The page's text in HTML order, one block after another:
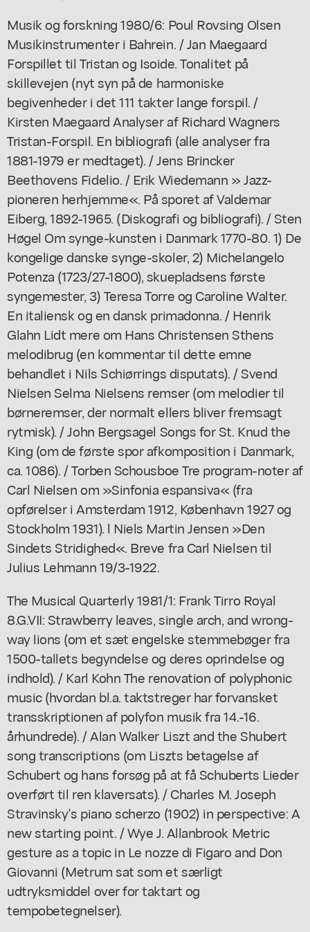
Musik og forskning 1980/6: Poul Rovsing Olsen
Musikinstrumenter i Bahrein. / Jan Maegaard
Forspillet til Tristan og Isoide. Tonalitet på
skillevejen (nyt syn på de harmoniske
begivenheder i det 111 takter lange forspil. /
Kirsten Maegaard Analyser af Richard Wagners
Tristan-Forspil. En bibliografi (alle analyser fra
1881-1979 er medtaget). / Jens Brincker
Beethovens Fidelio. / Erik Wiedemann » Jazz-
pioneren herhjemme«. På sporet af Valdemar
Eiberg, 1892-1965. (Diskografi og bibliografi). / Sten
Høgel Om synge-kunsten i Danmark 1770-80. 1) De
kongelige danske synge-skoler, 2) Michelangelo
Potenza (1723/27-1800), skuepladsens første
syngemester, 3) Teresa Torre og Caroline Walter.
En italiensk og en dansk primadonna. / Henrik
Glahn Lidt mere om Hans Christensen Sthens
melodibrug (en kommentar til dette emne
behandlet i Nils Schiørrings disputats). / Svend
Nielsen Selma Nielsens remser (om melodier til
børneremser, der normalt ellers bliver fremsagt
rytmisk). / John Bergsagel Songs for St. Knud the
King (om de første spor afkomposition i Danmark,
ca. 1086). / Torben Schousboe Tre program-noter af
Carl Nielsen om »Sinfonia espansiva« (fra
opførelser i Amsterdam 1912, København 1927 og
Stockholm 1931). l Niels Martin Jensen »Den
Sindets Stridighed«. Breve fra Carl Nielsen til
Julius Lehmann 19/3-1922.
The Musical Quarterly 1981/1: Frank Tirro Royal
8.G.VII: Strawberry leaves, single arch, and wrong-
way lions (om et sæt engelske stemmebøger fra
1500-tallets begyndelse og deres oprindelse og
indhold). / Karl Kohn The renovation of polyphonic
music (hvordan bl.a. taktstreger har forvansket
transskriptionen af polyfon musik fra 14.-16.
århundrede). / Alan Walker Liszt and the Shubert
song transcriptions (om Liszts betagelse af
Schubert og hans forsøg på at få Schuberts Lieder
overført til ren klaversats). / Charles M. Joseph
Stravinsky's piano scherzo (1902) in perspective: A
new starting point. / Wye J. Allanbrook Metric
gesture as a topic in Le nozze di Figaro and Don
Giovanni (Metrum sat som et særligt
udtryksmiddel over for taktart og
tempobetegnelser).